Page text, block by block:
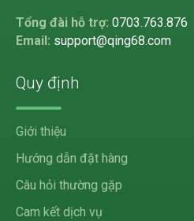
Tổng đài hỗ trợ: 0703.763.876
Email: support@qing68.com
Quy định
Giới thiệu
Hướng dẫn đặt hàng
Câu hỏi thường gặp
Cam kết dịch vụ